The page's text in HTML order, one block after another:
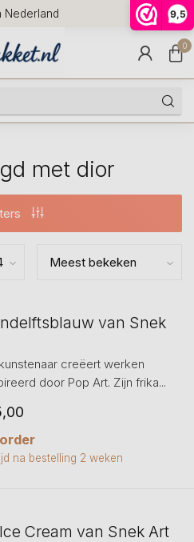
9,5
Nederland
Voor
huis
9.5
0
met dior
van Snek
creëert werken
door Pop Art. Zijn frika...
na bestelling 2 weken
Cream van Snek Art